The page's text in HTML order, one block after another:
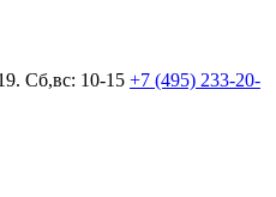
Сб,вс: 10-15 +7 (495) 233-20-